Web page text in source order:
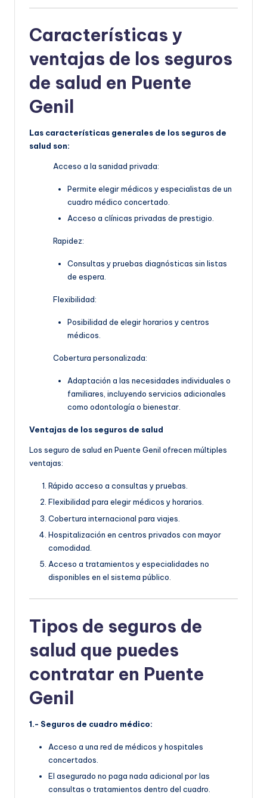
Características y
ventajas de los seguros
de salud en Puente
Genil
Las características generales de los seguros de
salud son:
Acceso a la sanidad privada:
Permite elegir médicos y especialistas de un
cuadro médico concertado.
Acceso a clínicas privadas de prestigio.
Rapidez:
Consultas y pruebas diagnósticas sin listas
de espera.
Flexibilidad:
Posibilidad de elegir horarios y centros
médicos.
Cobertura personalizada:
Adaptación a las necesidades individuales o
familiares, incluyendo servicios adicionales
como odontología o bienestar.
Ventajas de los seguros de salud
Los seguro de salud en Puente Genil ofrecen múltiples
ventajas:
Rápido acceso a consultas y pruebas.
Flexibilidad para elegir médicos y horarios.
Cobertura internacional para viajes.
Hospitalización en centros privados con mayor
comodidad.
Acceso a tratamientos y especialidades no
disponibles en el sistema público.
Tipos de seguros de
salud que puedes
contratar en Puente
Genil
1.- Seguros de cuadro médico:
Acceso a una red de médicos y hospitales
concertados.
El asegurado no paga nada adicional por las
consultas o tratamientos dentro del cuadro.